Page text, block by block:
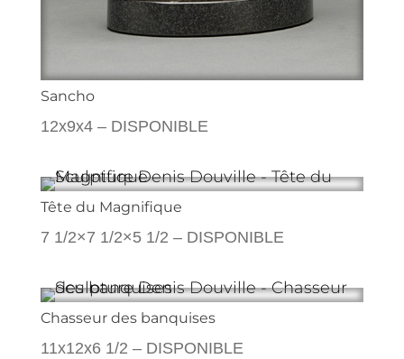
Sancho
12x9x4 – DISPONIBLE
Tête du Magnifique
7 1/2×7 1/2×5 1/2 – DISPONIBLE
Chasseur des banquises
11x12x6 1/2 – DISPONIBLE